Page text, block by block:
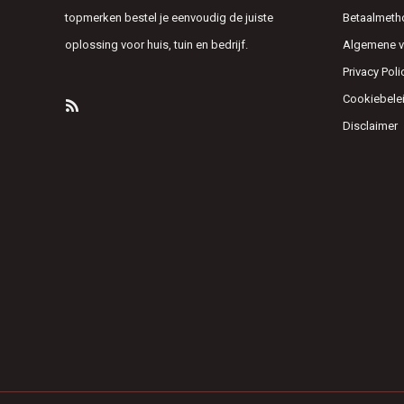
topmerken bestel je eenvoudig de juiste
oplossing voor huis, tuin en bedrijf.
Algemene
Privacy
Disclaimer